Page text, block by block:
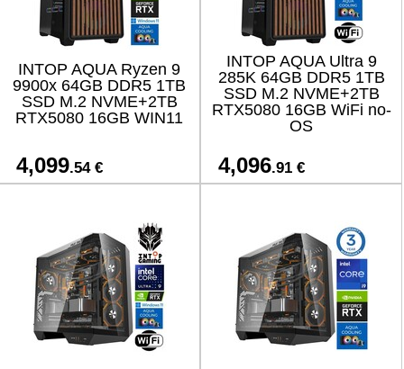
INTOP AQUA Ryzen 9
9900x 64GB DDR5 1TB
SSD M.2 NVME+2TB
RTX5080 16GB WIN11
4,099.54 €
INTOP AQUA Ultra 9
285K 64GB DDR5 1TB
SSD M.2 NVME+2TB
RTX5080 16GB WiFi no-
OS
4,096.91 €